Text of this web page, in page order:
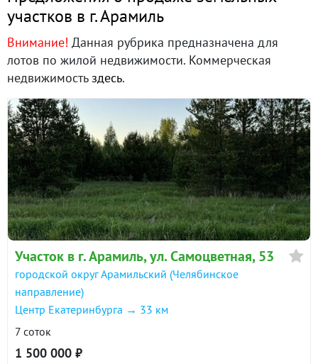
участков в г. Арамиль
Внимание! Данная рубрика предназначена для
лотов по жилой недвижимости. Коммерческая
недвижимостьздесь.
Участок в г. Арамиль, ул. Самоцветная, 53
городской округ Арамильский (Челябинское
направление)
Центр Екатеринбурга → 33 км
7 соток
1 500 000 ₽